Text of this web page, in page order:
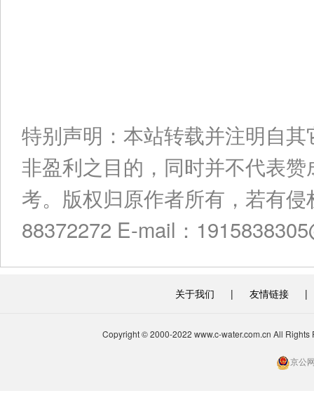
特别声明：本站转载并注明自
非盈利之目的，同时并不代表
考。版权归原作者所有，若有
88372272 E-mail：
关于我们 | 友情链接 |
Copyright © 2000-2022 www.c-water.com.cn All
京公